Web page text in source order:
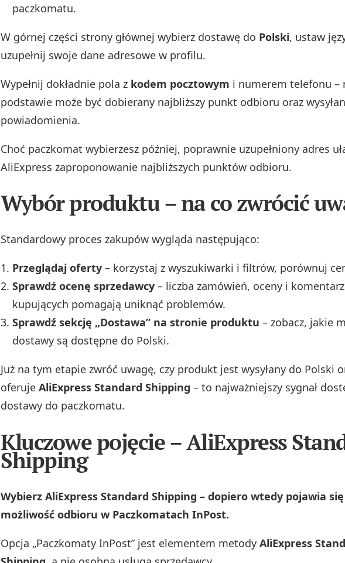
paczkomatu.
W górnej części strony głównej wybierz dostawę do Polski, ustaw
uzupełnij swoje dane adresowe w profilu.
Wypełnij dokładnie pola z kodem pocztowym i numerem telefonu –
podstawie może być dobierany najbliższy punkt odbioru oraz
powiadomienia.
Choć paczkomat wybierzesz później, poprawnie uzupełniony adres
AliExpress zaproponowanie najbliższych punktów odbioru.
Wybór produktu – na co zwrócić
Standardowy proces zakupów wygląda następująco:
Przeglądaj oferty – korzystaj z wyszukiwarki i filtrów, porównuj
Sprawdź ocenę sprzedawcy – liczba zamówień, oceny i
kupujących pomagają uniknąć problemów.
Sprawdź sekcję „Dostawa” na stronie produktu – zobacz, jakie
dostawy są dostępne do Polski.
Już na tym etapie zwróć uwagę, czy produkt jest wysyłany do Polski
oferuje AliExpress Standard Shipping – to najważniejszy sygnał
dostawy do paczkomatu.
Kluczowe pojęcie – AliExpress
Shipping
Wybierz AliExpress Standard Shipping – dopiero wtedy pojawia się
możliwość odbioru w Paczkomatach InPost.
Opcja „Paczkomaty InPost” jest elementem metody AliExpress